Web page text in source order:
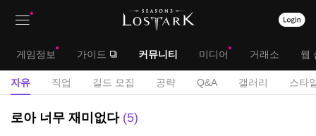
대
메
게임정보 가이드 커뮤니티 미디어 거래소 웹
서
자유 직업 길드 모집 공략 Q&A 갤러리 스타
자
로아 너무 재미없다 5